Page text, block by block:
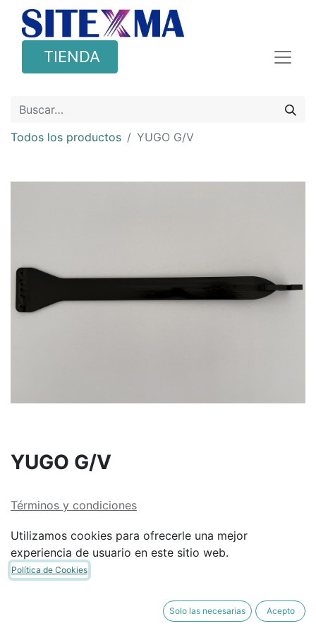
TIENDA
Todos los productos YUGO G/V
YUGO G/V
Términos y condiciones
Envío: 2-3 días laborales
Utilizamos cookies para ofrecerle una mejor
experiencia de usuario en este sitio web.
Política de Cookies
Solo las necesarias Acepto